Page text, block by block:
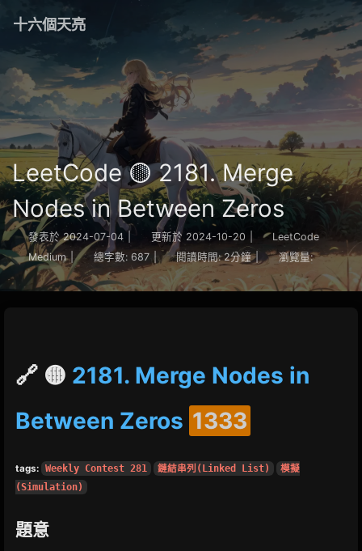
十六個天亮
LeetCode 🟡 2181. Merge
Nodes in Between Zeros
發表於 2024-07-04 更新於 2024-10-20
LeetCode
Medium | 總字數: 687 閱讀時間: 2分鐘 | 瀏覽量:
🔗 🟡 2181. Merge Nodes in
Between Zeros 1333
tags: Weekly Contest 281 鏈結串列(Linked List)
模擬
(Simulation)
題意